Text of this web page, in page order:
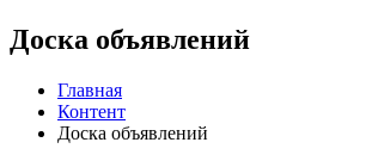
Доска объявлений
Главная
Контент
Доска объявлений